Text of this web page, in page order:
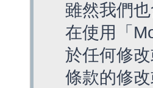
雖然我們
在使用「
於任何修
條款的修改